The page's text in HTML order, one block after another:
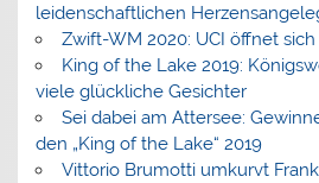
leidenschaftlichen
Zwift-WM 2020: UCI öffnet
King of the Lake 2019:
viele glückliche Gesichter
Sei dabei am Attersee:
den „King of the Lake“ 2019
Vittorio Brumotti umkurvt